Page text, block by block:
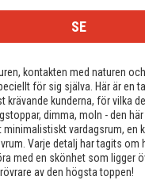
SE
kontakten med naturen
för sig själva. Här är en
krävande kunderna, för vilka
dimma, moln - den
vardagsrum, en
Varje detalj har tagits om
med en skönhet som ligger
av den högsta toppen!